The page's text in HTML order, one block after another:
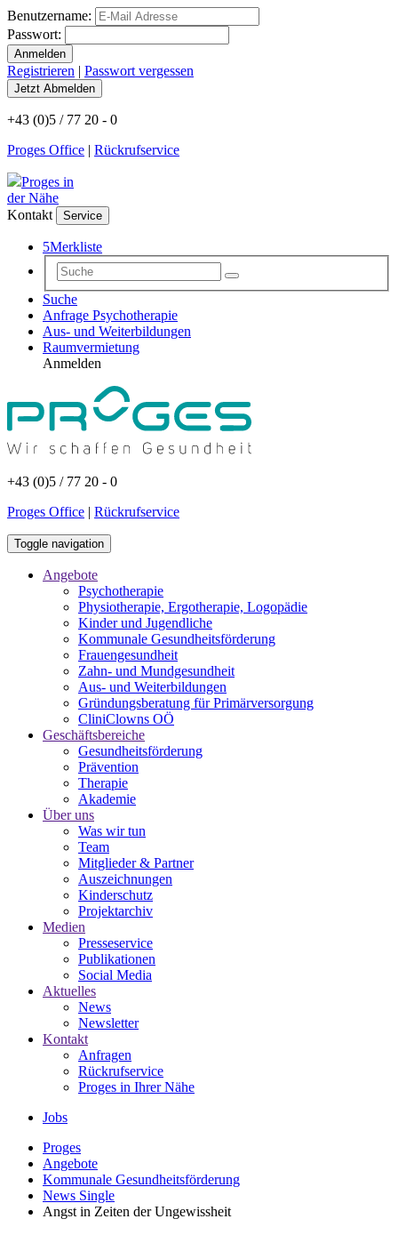
Benutzername:
Passwort:
Registrieren | Passwort vergessen
+43 (0)5 / 77 20 - 0
Proges Office | Rückrufservice
Proges in
der Nähe
Kontakt
Service
5Merkliste
Suche
Anfrage Psychotherapie
Aus- und Weiterbildungen
Raumvermietung
Anmelden
+43 (0)5 / 77 20 - 0
Proges Office | Rückrufservice
Toggle navigation
Angebote
Psychotherapie
Physiotherapie, Ergotherapie, Logopädie
Kinder und Jugendliche
Kommunale Gesundheitsförderung
Frauengesundheit
Zahn- und Mundgesundheit
Aus- und Weiterbildungen
Gründungsberatung für Primärversorgung
CliniClowns OÖ
Geschäftsbereiche
Gesundheitsförderung
Prävention
Therapie
Akademie
Über uns
Was wir tun
Team
Mitglieder & Partner
Auszeichnungen
Kinderschutz
Projektarchiv
Medien
Presseservice
Publikationen
Social Media
Aktuelles
News
Newsletter
Kontakt
Anfragen
Rückrufservice
Proges in Ihrer Nähe
Jobs
Proges
Angebote
Kommunale Gesundheitsförderung
News Single
Angst in Zeiten der Ungewissheit